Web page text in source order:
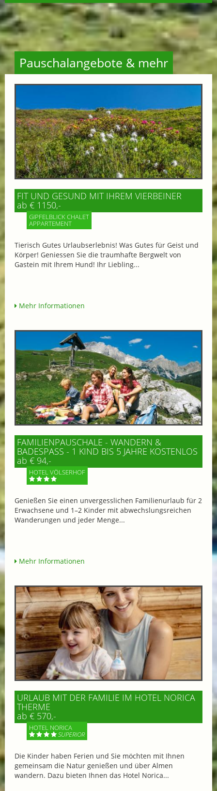
Pauschalangebote & mehr
FIT UND GESUND MIT IHREM VIERBEINER
ab € 1150,-
GIPFELBLICK CHALET
APPARTEMENT
Tierisch Gutes Urlaubserlebnis! Was Gutes für Geist und
Körper! Geniessen Sie die traumhafte Bergwelt von
Gastein mit Ihrem Hund! Ihr Liebling...
Mehr Informationen
FAMILIENPAUSCHALE - WANDERN &
BADESPASS - 1 KIND BIS 5 JAHRE KOSTENLOS
ab € 94,-
HOTEL VÖLSERHOF
Genießen Sie einen unvergesslichen Familienurlaub für 2
Erwachsene und 1–2 Kinder mit abwechslungsreichen
Wanderungen und jeder Menge...
Mehr Informationen
URLAUB MIT DER FAMILIE IM HOTEL NORICA
THERME
ab € 570,-
HOTEL NORICA
SUPERIOR
Die Kinder haben Ferien und Sie möchten mit Ihnen
gemeinsam die Natur genießen und über Almen
wandern. Dazu bieten Ihnen das Hotel Norica...